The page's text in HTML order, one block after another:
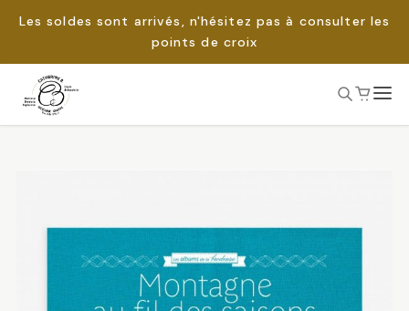
Les soldes sont arrivés, n'hésitez pas à consulter les
points de croix
Passer